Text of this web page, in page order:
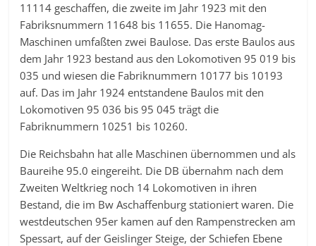
11114 geschaffen, die zweite im Jahr 1923 mit den
Fabriksnummern 11648 bis 11655. Die Hanomag-
Maschinen umfaßten zwei Baulose. Das erste Baulos aus
dem Jahr 1923 bestand aus den Lokomotiven 95 019 bis
035 und wiesen die Fabriknummern 10177 bis 10193
auf. Das im Jahr 1924 entstandene Baulos mit den
Lokomotiven 95 036 bis 95 045 trägt die
Fabriknummern 10251 bis 10260.
Die Reichsbahn hat alle Maschinen übernommen und als
Baureihe 95.0 eingereiht. Die DB übernahm nach dem
Zweiten Weltkrieg noch 14 Lokomotiven in ihren
Bestand, die im Bw Aschaffenburg stationiert waren. Die
westdeutschen 95er kamen auf den Rampenstrecken am
Spessart, auf der Geislinger Steige, der Schiefen Ebene